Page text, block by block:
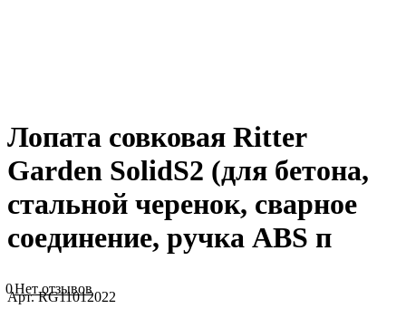
Лопата совковая Ritter
Garden SolidS2 (для бетона,
стальной черенок, сварное
соединение, ручка ABS п
0Нет отзывов
Арт.RG11012022